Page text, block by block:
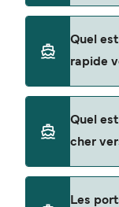
Denarau
Quel
rapide
est sur la
une durée du
Quel
cher
Les